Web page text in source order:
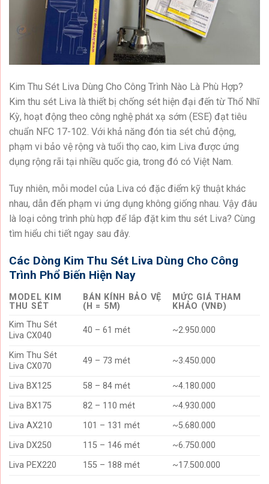
Kim Thu Sét Liva Dùng Cho Công Trình Nào Là Phù Hợp?
Kim thu sét Liva là thiết bị chống sét hiện đại đến từ Thổ Nhĩ
Kỳ, hoạt động theo công nghệ phát xạ sớm (ESE) đạt tiêu
chuẩn NFC 17-102. Với khả năng đón tia sét chủ động,
phạm vi bảo vệ rộng và tuổi thọ cao, kim Liva được ứng
dụng rộng rãi tại nhiều quốc gia, trong đó có Việt Nam.
Tuy nhiên, mỗi model của Liva có đặc điểm kỹ thuật khác
nhau, dẫn đến phạm vi ứng dụng không giống nhau. Vậy đâu
là loại công trình phù hợp để lắp đặt kim thu sét Liva? Cùng
tìm hiểu chi tiết ngay sau đây.
Các Dòng Kim Thu Sét Liva Dùng Cho Công
Trình Phổ Biến Hiện Nay
MODEL KIM
THU SÉT
BÁN KÍNH BẢO VỆ
(H = 5M)
MỨC GIÁ THAM
KHẢO (VNĐ)
Kim Thu Sét
Liva CX040
40 – 61 mét ~2.950.000
Kim Thu Sét
Liva CX070
49 – 73 mét ~3.450.000
Liva BX125 58 – 84 mét
~4.180.000
Liva BX175
82 – 110 mét
~4.930.000
Liva AX210
101 – 131 mét
~5.680.000
Liva DX250
115 – 146 mét
~6.750.000
Liva PEX220
155 – 188 mét ~17.500.000